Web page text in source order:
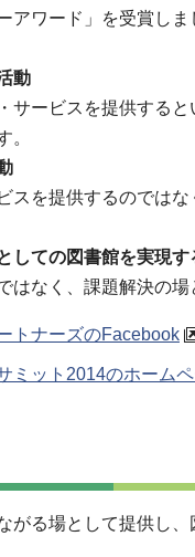
アワード」を受賞しま
動
ービスを提供する
。
を提供するのでは
しての図書館を実現す
なく、課題解決の場
トナーズのFacebook
ミット2014のホーム
がる場として提供し